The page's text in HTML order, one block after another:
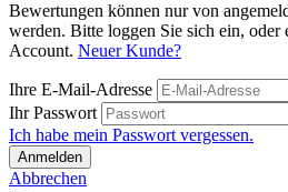
Bewertungen können nur von
werden. Bitte loggen Sie sich ein, oder
Account. Neuer Kunde?
Ihre E-Mail-Adresse
Ihr Passwort
Ich habe mein Passwort vergessen.
Anmelden
Abbrechen